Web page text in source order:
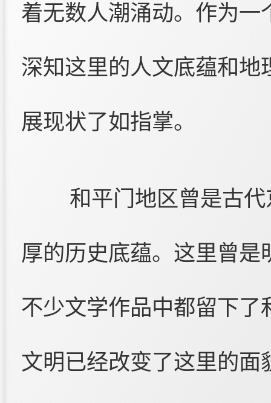
着无数人潮涌动。作为
深知这里的人文底蕴和
展现状了如指掌。
和平门地区曾是古
厚的历史底蕴。这里曾
不少文学作品中都留下
文明已经改变了这里的